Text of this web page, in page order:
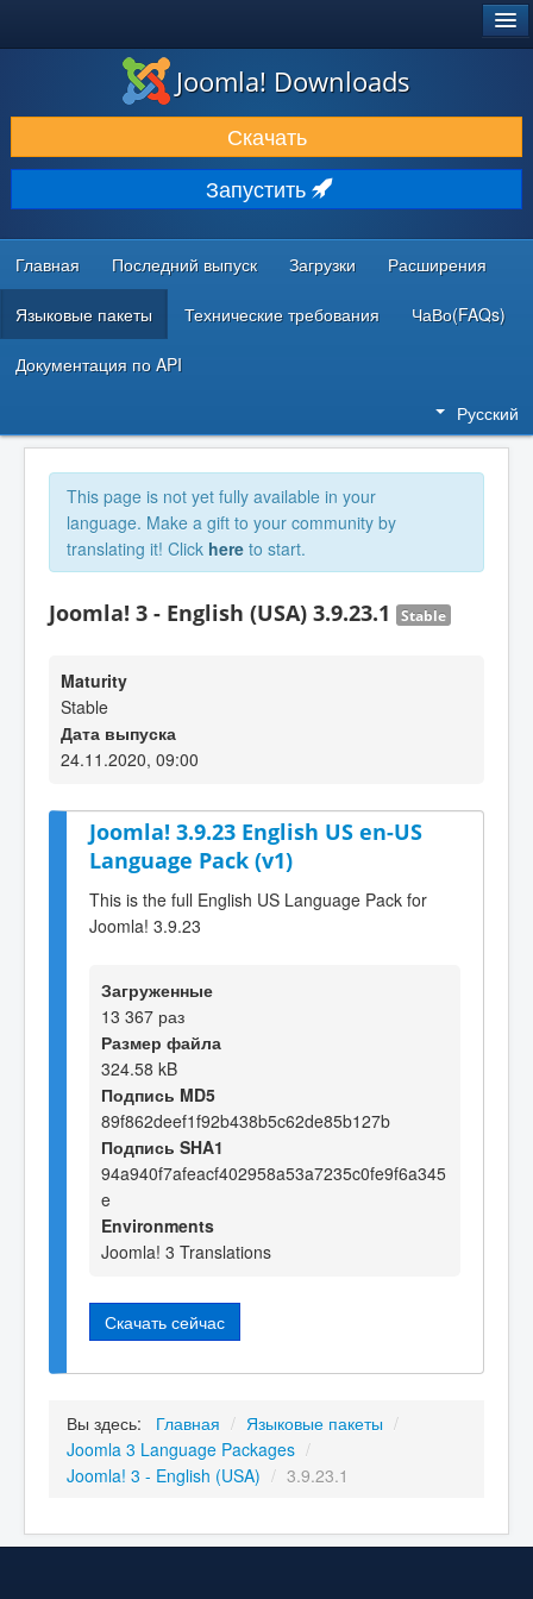
ЗАГРУЗКИ И РАСШИРЕНИЯ
ДОКУМЕНТАЦИЯ И ОБУЧЕНИЕ
СООБЩЕСТВО И ПОДДЕРЖКА
РЕСУРСЫ ДЛЯ РАЗРАБОТЧИКОВ
Joomla! Downloads
Скачать
Запустить
Главная Последний выпуск Загрузки Расширения
Языковые пакеты Технические требования ЧаВо(FAQs)
Документация по API
Русский
This page is not yet fully available in your
language. Make a gift to your community by
translating it! Click here to start.
Joomla! 3 - English (USA) 3.9.23.1 Stable
Maturity
Stable
Дата выпуска
24.11.2020, 09:00
Joomla! 3.9.23 English US en-US
Language Pack (v1)
This is the full English US Language Pack for
Joomla! 3.9.23
Загруженные
13 367 раз
Размер файла
324.58 kB
Подпись MD5
89f862deef1f92b438b5c62de85b127b
Подпись SHA1
94a940f7afeacf402958a53a7235c0fe9f6a345
e
Environments
Joomla! 3 Translations
Скачать сейчас
Вы здесь: Главная / Языковые пакеты /
Joomla 3 Language Packages /
Joomla! 3 - English (USA) / 3.9.23.1